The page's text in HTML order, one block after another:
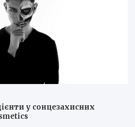
у сонцезахисних